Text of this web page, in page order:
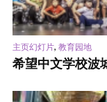
主页幻灯片, 教育园地
希望中文学校波